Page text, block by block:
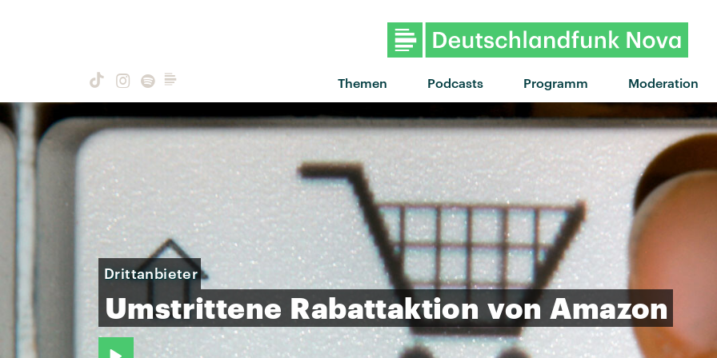
Themen Podcasts Programm Moderation
"The other side of
Drittanbieter
Umstrittene Rabattaktion von Amazon